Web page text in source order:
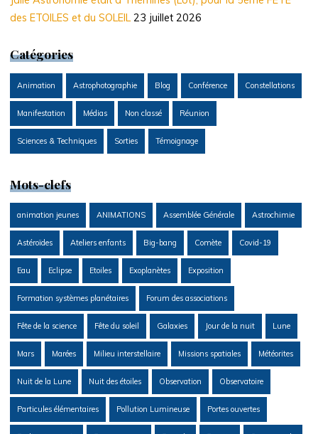
des ETOILES et du SOLEIL 23 juillet 2026
Catégories
Animation Astrophotographie Blog Conférence Constellations
Manifestation Médias Non classé Réunion
Sciences & Techniques Sorties Témoignage
Mots-clefs
animation jeunes ANIMATIONS Assemblée Générale Astrochimie
Astéroïdes Ateliers enfants Big-bang Comète Covid-19
Eau Eclipse Etoiles Exoplanètes Exposition
Formation systèmes planétaires Forum des associations
Fête de la science Fête du soleil Galaxies Jour de la nuit Lune
Mars Marées Milieu interstellaire Missions spatiales Météorites
Nuit de la Lune Nuit des étoiles Observation Observatoire
Particules élémentaires Pollution Lumineuse Portes ouvertes